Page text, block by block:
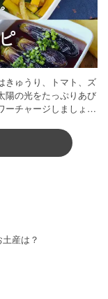
きゅうり、トマト、ズ
陽の光をたっぷりあび
ーチャージしましょう
産は？